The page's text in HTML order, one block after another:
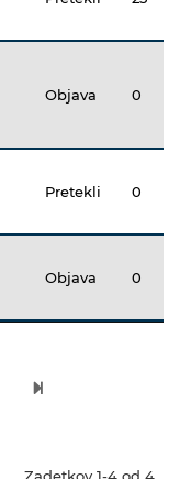
Objava 0
Pretekli 0
Objava 0